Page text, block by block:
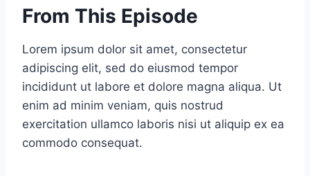
From This Episode
Lorem ipsum dolor sit amet, consectetur
adipiscing elit, sed do eiusmod tempor
incididunt ut labore et dolore magna aliqua. Ut
enim ad minim veniam, quis nostrud
exercitation ullamco laboris nisi ut aliquip ex ea
commodo consequat.